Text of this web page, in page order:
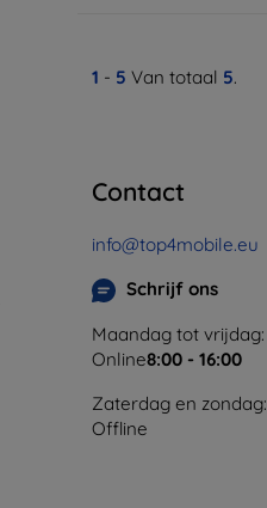
1 - 5 Van totaal 5.
Contact
info@top4mobile.eu
Schrijf ons
Maandag tot vrijdag:
Online8:00 - 16:00
Zaterdag en zondag:
Offline